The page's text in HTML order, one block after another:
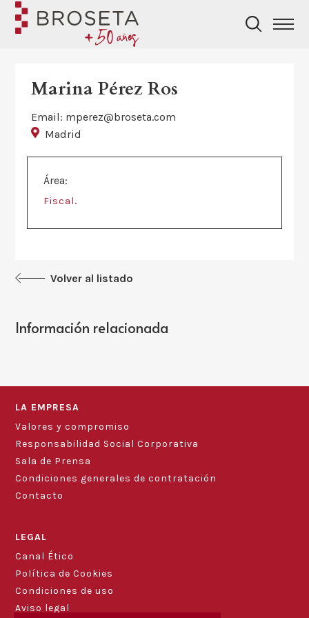
Volver al listado
Marina Pérez Ros
Email: mperez@broseta.com
Madrid
Área:
Fiscal.
Información relacionada
LA EMPRESA
Valores y compromiso
Responsabilidad Social Corporativa
Sala de Prensa
Condiciones generales de contratación
Contacto
LEGAL
Canal Ético
Política de Cookies
Condiciones de uso
Aviso legal